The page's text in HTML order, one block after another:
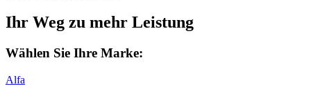
Ihr Weg zu mehr Leistung
Wählen Sie Ihre Marke:
Alfa